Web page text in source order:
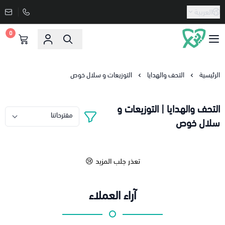
العربية
دنيا الاسعار
0
الرئيسية التحف والهدايا التوزيعات و سلال خوص
التحف والهدايا | التوزيعات و
سلال خوص
تعذر جلب المزيد 😢
آراء العملاء